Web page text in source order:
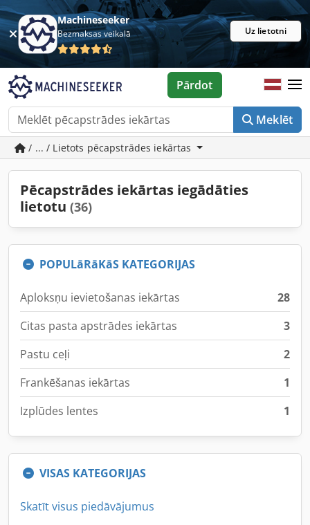
Machineseeker
Bezmaksas veikalā Uz lietotni
Meklēt
Pārdot
/ ... / Lietots pēcapstrādes iekārtas
Pēcapstrādes iekārtas iegādāties
lietotu (36)
POPULāRāKāS KATEGORIJAS
Aploksņu ievietošanas iekārtas
28
Citas pasta apstrādes iekārtas
3
Pastu ceļi
2
Frankēšanas iekārtas
1
Izplūdes lentes
1
VISAS KATEGORIJAS
Skatīt visus piedāvājumus